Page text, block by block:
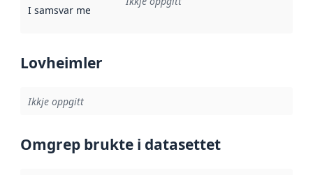
I samsvar med Referanse til ei implementeringsregel eller
Lovheimler
Ikkje oppgitt
Omgrep brukte i datasettet